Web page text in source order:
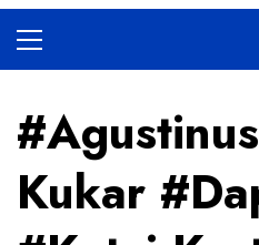
Menu
Kukar